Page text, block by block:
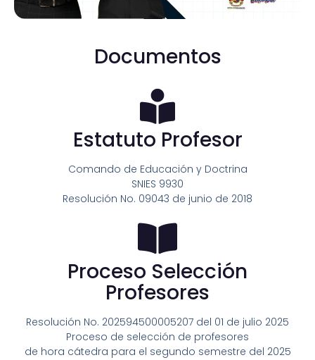
Documentos
Estatuto Profesor
Comando de Educación y Doctrina
SNIES 9930
Resolución No. 09043 de junio de 2018
Proceso Selección
Profesores
Resolución No. 202594500005207 del 01 de julio 2025
Proceso de selección de profesores
de hora cátedra para el segundo semestre del 2025